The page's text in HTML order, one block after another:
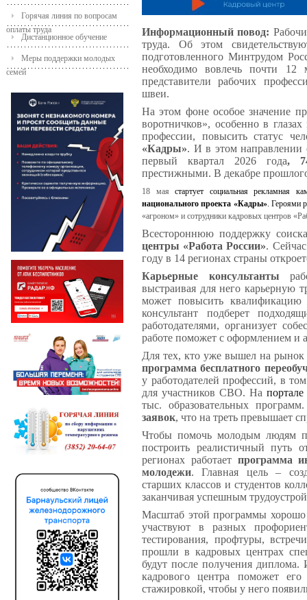
Горячая линия по вопросам
оплаты труда
Дистанционное обучение
Меры поддержки молодых
семей
Информационный повод:
труда. Об этом
подготовленного Минтрудом
необходимо вовлечь почти 12
представители рабочих
швеи.
На этом фоне особое значение
воротничков», особенно в
профессии, повысить статус
«Кадры». И в этом
первый квартал 2026 года,
престижными. В декабре прошлого
18 маястартует социальная рекламная
национального проекта «Кадры». Героями
«агроном» и сотрудники кадровых центров
Всестороннюю поддержку
центры «Работа России».
году в 14 регионах страны
Карьерные консультанты
выстраивая для него карьерную
может повысить
консультант подберет
работодателями, организует
работе поможет с оформлением и
Для тех, кто уже вышел на рынок
программа бесплатного
у работодателей профессий, в
для участников СВО. На
тыс. образовательных
заявок, что на треть превышает
Чтобы помочь молодым людям
построить реалистичный путь
регионах работает программа
молодежи. Главная цель –
старших классов и студентов
заканчивая успешным
Масштаб этой программы
участвуют в разных
тестирования, профтуры,
прошли в кадровых центрах
будут после получения диплома.
кадрового центра поможет
стажировкой, чтобы у него